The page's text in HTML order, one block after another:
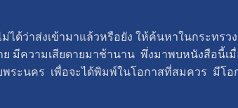
ว่าส่งเข้ามาแล้วหรือยัง ให้ค้นหาในกระทรว
มีความเสียดายมาช้านาน พึ่งมาพบหนังสือนี้เมื่
ระนคร เพื่อจะได้พิมพ์ในโอกาสที่สมควร มีโอ